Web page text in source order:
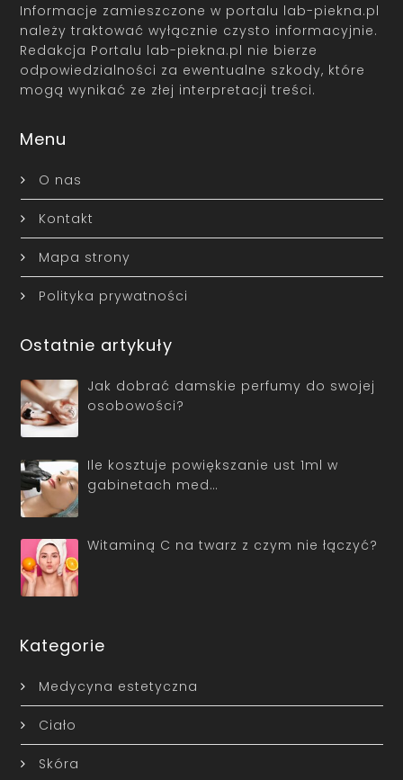
Informacje zamieszczone w portalu lab-piekna.pl
należy traktować wyłącznie czysto informacyjnie.
Redakcja Portalu lab-piekna.pl nie bierze
odpowiedzialności za ewentualne szkody, które
mogą wynikać ze złej interpretacji treści.
Menu
O nas
Kontakt
Mapa strony
Polityka prywatności
Ostatnie artykuły
Jak dobrać damskie perfumy do swojej
osobowości?
Ile kosztuje powiększanie ust 1ml w
gabinetach med…
Witaminą C na twarz z czym nie łączyć?
Kategorie
Medycyna estetyczna
Ciało
Skóra